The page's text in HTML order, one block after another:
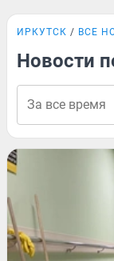
ИРКУТСК ВСЕ
Новости